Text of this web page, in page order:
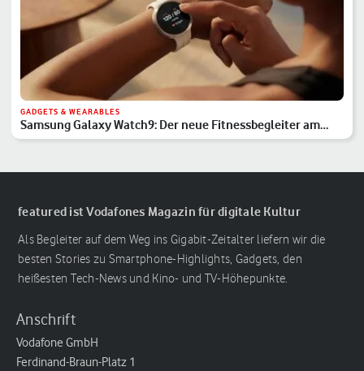
GADGETS & WEARABLES
Samsung Galaxy Watch9: Der neue Fitnessbegleiter am
Handgelenk
featured ist Vodafones Magazin für digitale Kultur
Als Begleiter auf dem Weg ins Gigabit-Zeitalter liefern wir die
besten Stories zu Smartphone-Highlights, Gadgets, den
heißesten Tech-News und Kino- und TV-Höhepunkte.
Anschrift
Vodafone GmbH
Ferdinand-Braun-Platz 1